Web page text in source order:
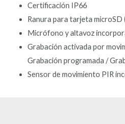
Certificación IP66
Ranura para tarjeta microSD
Micrófono y altavoz
Grabación activada por
Grabación programada /
Sensor de movimiento PIR